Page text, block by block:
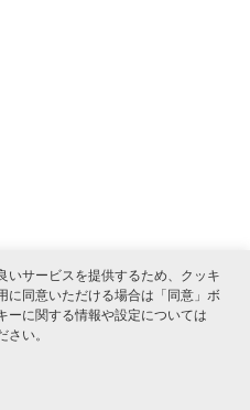
いサービスを提供するため、クッキ
に同意いただける場合は「同意」ボ
ーに関する情報や設定については
さい。